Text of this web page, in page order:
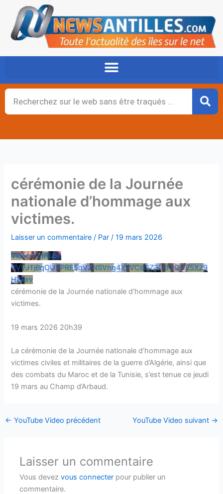
contenu
Rechercher
cérémonie de la Journée
nationale d’hommage aux
victimes.
Laisser un commentaire / Par/19 mars 2026
Vidéo YouTube
VVVJTjBqOUVPRE5qV2NSVng4X2VCeGZ3LkFJQUE5X29
HZkxv
cérémonie de la Journée nationale d’hommage aux
victimes.
19 mars 2026 20h39
La cérémonie de la Journée nationale d’hommage aux
victimes civiles et militaires de la guerre d’Algérie, ainsi que
des combats du Maroc et de la Tunisie, s’est tenue ce jeudi
19 mars au Champ d’Arbaud.
← YouTube Video précédent YouTube Video suivant →
Laisser un commentaire
Vous devezvous connecter pour publier un
commentaire.